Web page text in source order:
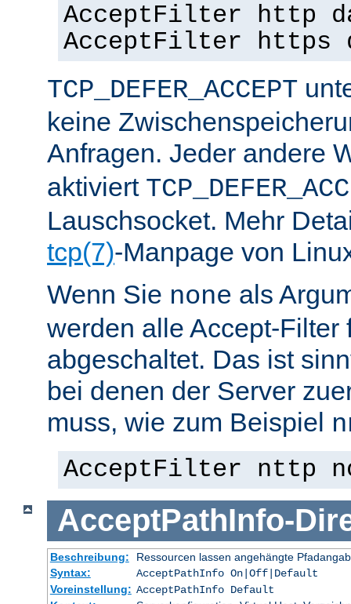
AcceptFilter http
AcceptFilter https
TCP_DEFER_ACCEPT
keine
Anfragen. Jeder andere
aktiviert
Lauschsocket. Mehr
tcp(7)-Manpage von
Wenn Sie none als
werden alle Accept-Filter
abgeschaltet. Das ist
bei denen der Server
muss, wie zum Beispiel
AcceptFilter nttp
AcceptPathInfo-
Beschreibung:
Ressourcen lassen angehängte
Syntax:
AcceptPathInfo On|Off|Default
Voreinstellung: AcceptPathInfo Default